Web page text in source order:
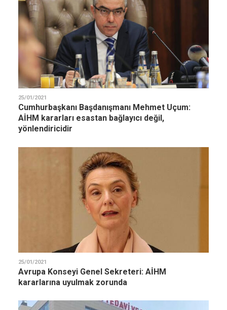
25/01/2021
Cumhurbaşkanı Başdanışmanı Mehmet Uçum:
AİHM kararları esastan bağlayıcı değil,
yönlendiricidir
25/01/2021
Avrupa Konseyi Genel Sekreteri: AİHM
kararlarına uyulmak zorunda